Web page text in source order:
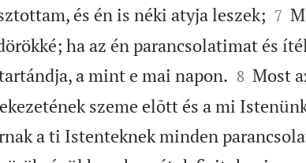
és én is néki atyja leszek;
7
ha az én parancsolatimat és
a mint e mai napon.
8 Most
szeme elõtt és a mi
a ti Istenteknek minden